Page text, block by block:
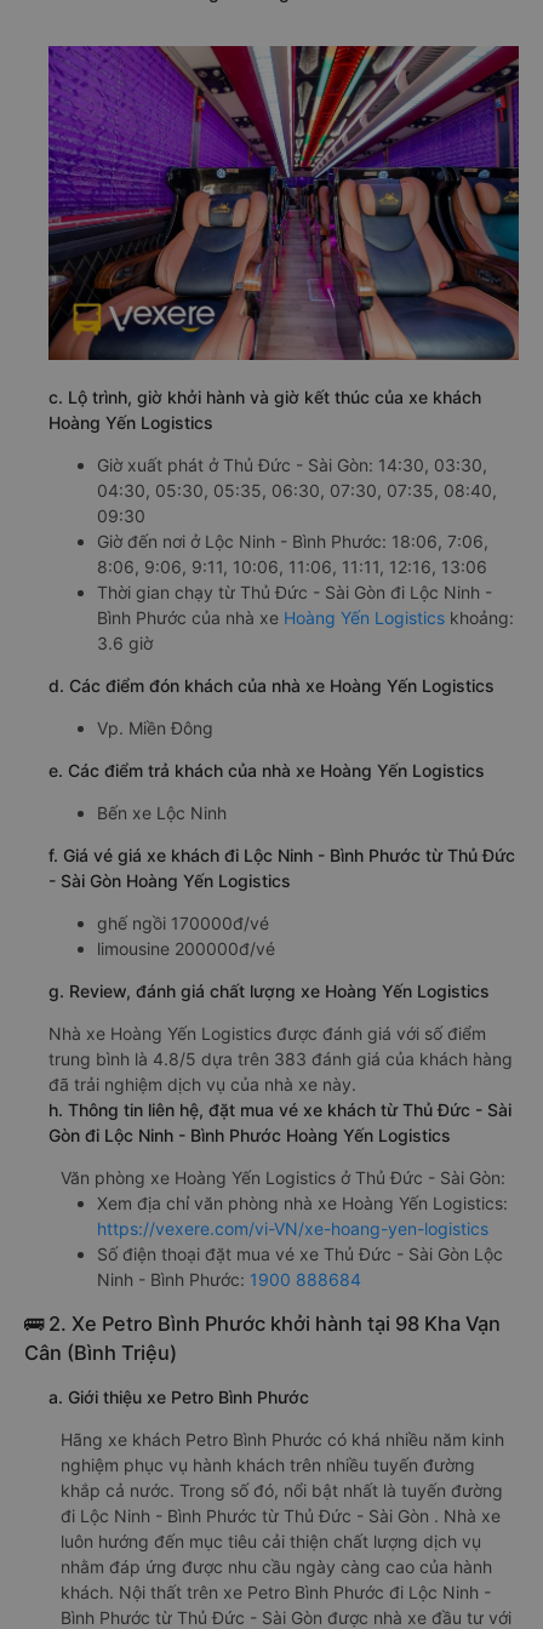
c. Lộ trình, giờ khởi hành và giờ kết thúc của xe khách
Hoàng Yến Logistics
Giờ xuất phát ở Thủ Đức - Sài Gòn: 14:30, 03:30,
04:30, 05:30, 05:35, 06:30, 07:30, 07:35, 08:40,
09:30
Giờ đến nơi ở Lộc Ninh - Bình Phước: 18:06, 7:06,
8:06, 9:06, 9:11, 10:06, 11:06, 11:11, 12:16, 13:06
Thời gian chạy từ Thủ Đức - Sài Gòn đi Lộc Ninh -
Bình Phước của nhà xe Hoàng Yến Logistics khoảng:
3.6 giờ
d. Các điểm đón khách của nhà xe Hoàng Yến Logistics
Vp. Miền Đông
e. Các điểm trả khách của nhà xe Hoàng Yến Logistics
Bến xe Lộc Ninh
f. Giá vé giá xe khách đi Lộc Ninh - Bình Phước từ Thủ Đức
- Sài Gòn Hoàng Yến Logistics
ghế ngồi 170000đ/vé
limousine 200000đ/vé
g. Review, đánh giá chất lượng xe Hoàng Yến Logistics
Nhà xe Hoàng Yến Logistics được đánh giá với số điểm
trung bình là 4.8/5 dựa trên 383 đánh giá của khách hàng
đã trải nghiệm dịch vụ của nhà xe này.
h. Thông tin liên hệ, đặt mua vé xe khách từ Thủ Đức - Sài
Gòn đi Lộc Ninh - Bình Phước Hoàng Yến Logistics
Văn phòng xe Hoàng Yến Logistics ở Thủ Đức - Sài Gòn:
Xem địa chỉ văn phòng nhà xe Hoàng Yến Logistics:
https://vexere.com/vi-VN/xe-hoang-yen-logistics
Số điện thoại đặt mua vé xe Thủ Đức - Sài Gòn Lộc
Ninh - Bình Phước: 1900 888684
🚌 2. Xe Petro Bình Phước khởi hành tại 98 Kha Vạn
Cân (Bình Triệu)
a. Giới thiệu xe Petro Bình Phước
Hãng xe khách Petro Bình Phước có khá nhiều năm kinh
nghiệm phục vụ hành khách trên nhiều tuyến đường
khắp cả nước. Trong số đó, nổi bật nhất là tuyến đường
đi Lộc Ninh - Bình Phước từ Thủ Đức - Sài Gòn . Nhà xe
luôn hướng đến mục tiêu cải thiện chất lượng dịch vụ
nhằm đáp ứng được nhu cầu ngày càng cao của hành
khách. Nội thất trên xe Petro Bình Phước đi Lộc Ninh -
Bình Phước từ Thủ Đức - Sài Gòn được nhà xe đầu tư với